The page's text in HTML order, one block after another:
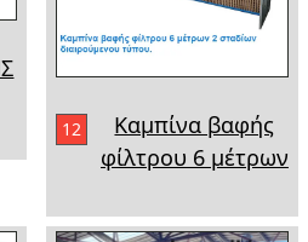
12
Καμπίνα βαφής
φίλτρου 6 μέτρων